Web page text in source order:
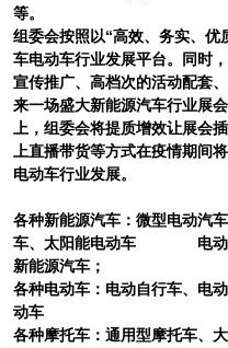
等。
组委会按照以“高效、务实、
车电动车行业发展平台。同时
宣传推广、高档次的活动配套
来一场盛大新能源汽车行业展
上，组委会将提质增效让展会
上直播带货等方式在疫情期间
电动车行业发展。
各种新能源汽车：微型电动汽
车、太阳能电动车 电动货车
新能源汽车；
各种电动车：电动自行车、电
动车
各种摩托车：通用型摩托车、